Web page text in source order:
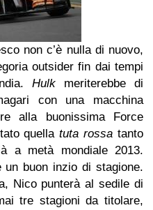
non c’è nulla di nuovo,
outsider fin dai tempi
Hulk meriterebbe di
con una macchina
alla buonissima Force
quellatuta rossa tanto
a metà mondiale 2013.
buon inzio di stagione.
Nico punterà al sedile di
tre stagioni da titolare,